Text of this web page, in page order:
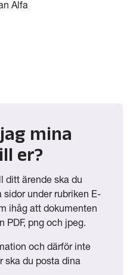
Alfa
mina
er?
ditt ärende ska du
sidor under rubriken E-
ihåg att dokumenten
PDF, png och jpeg.
och därför inte
ska du posta dina